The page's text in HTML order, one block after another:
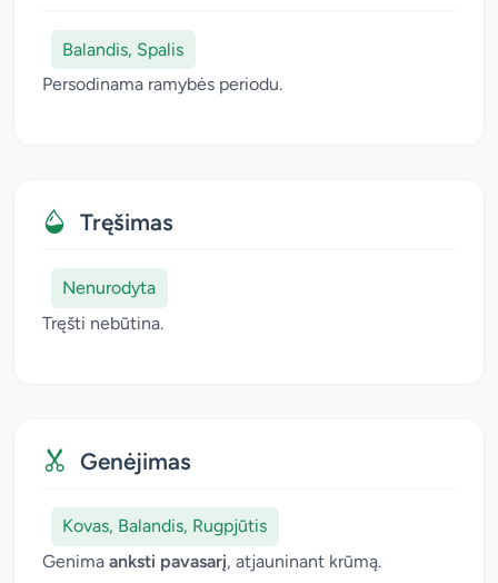
Balandis, Spalis
Persodinama ramybės periodu.
Tręšimas
Nenurodyta
Tręšti nebūtina.
Genėjimas
Kovas, Balandis, Rugpjūtis
Genima anksti pavasarį, atjauninant krūmą.